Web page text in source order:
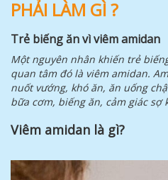
PHẢI LÀM GÌ ?
Trẻ biếng ăn vì viêm amidan
Một nguyên nhân khiến trẻ
quan tâm đó là viêm amidan.
nuốt vướng, khó ăn, ăn uống
bữa cơm, biếng ăn, cảm giác sợ
Viêm amidan là gì?